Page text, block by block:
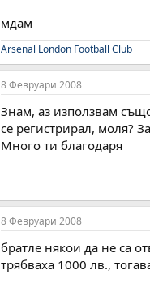
мдам
Arsenal London Football Club
8 Февруари 2008
Знам, аз използвам
се регистрирал, моля?
Много ти благодаря
8 Февруари 2008
братле някои да не са
трябваха 1000 лв.,